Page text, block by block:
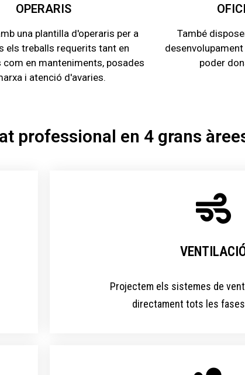
OPERARIS​
una plantilla d'operaris per a
els treballs requerits tant en
com en manteniments, posades
i atenció d'avaries.​
També
poder
professional en 4 grans
Projectem els sistemes de
directament tots les